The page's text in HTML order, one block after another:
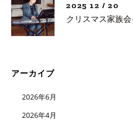
2025 12 / 20
クリスマス家族会
アーカイブ
2026年6月
2026年4月